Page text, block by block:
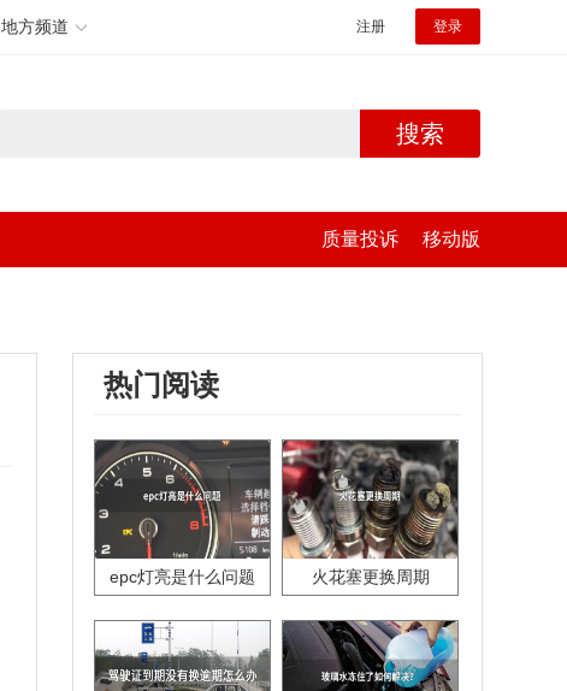
地方频道 注册 登录
搜索
质量投诉 移动版
热门阅读
epc灯亮是什么问题 火花塞更换周期